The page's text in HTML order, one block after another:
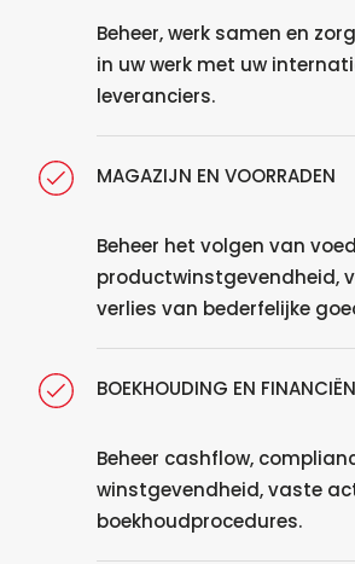
Beheer, werk samen en
in uw werk met uw
leveranciers.
MAGAZIJN EN VOORRADEN
Beheer het volgen van
productwinstgevendheid,
verlies van bederfelijke
BOEKHOUDING EN FINANCIËN
Beheer cashflow,
winstgevendheid, vaste
boekhoudprocedures.